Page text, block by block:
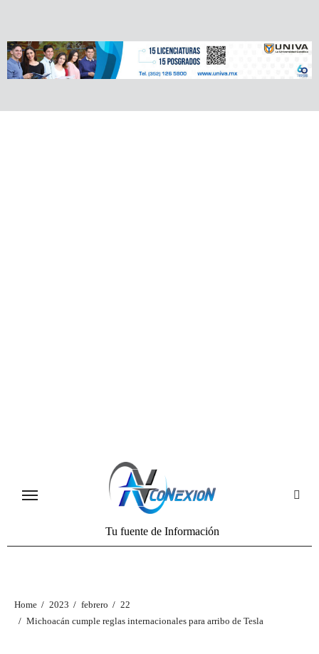
Tu fuente de Información
Home 2023 febrero
22
Michoacán cumple reglas internacionales para arribo de Tesla